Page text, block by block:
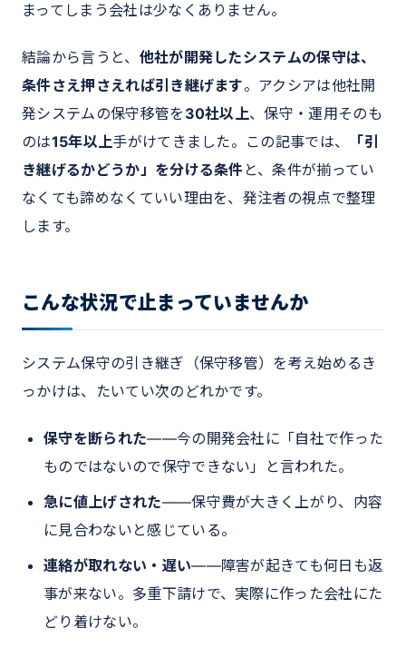
まってしまう会社は少なくありません。
結論から言うと、 他社が開発したシステムの保守は、
条件さえ押さえれば引き継げます。アクシアは他社開
発システムの保守移管を 30社以上、保守・運用そのも
のは15年以上手がけてきました。この記事では、
「引
き継げるかどうか」を分ける条件 と、条件が揃ってい
なくても諦めなくていい理由を、発注者の視点で整理
します。
こんな状況で止まっていませんか
システム保守の引き継ぎ（保守移管）を考え始めるき
っかけは、たいてい次のどれかです。
保守を断られた――今の開発会社に「自社で作った
ものではないので保守できない」と言われた。
急に値上げされた――保守費が大きく上がり、内容
に見合わないと感じている。
連絡が取れない・遅い――障害が起きても何日も返
事が来ない。多重下請けで、実際に作った会社にた
どり着けない。